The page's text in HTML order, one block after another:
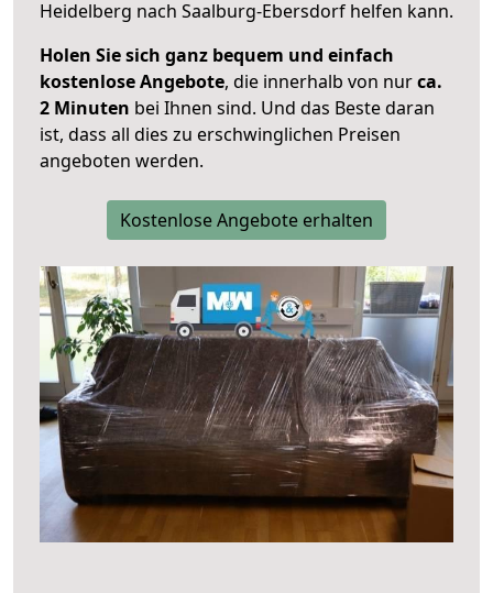
Heidelberg nach Saalburg-Ebersdorf helfen kann.
Holen Sie sich ganz bequem und einfach
kostenlose Angebote, die innerhalb von nurca.
2 Minuten bei Ihnen sind. Und das Beste daran
ist, dass all dies zu erschwinglichen Preisen
angeboten werden.
Kostenlose Angebote erhalten